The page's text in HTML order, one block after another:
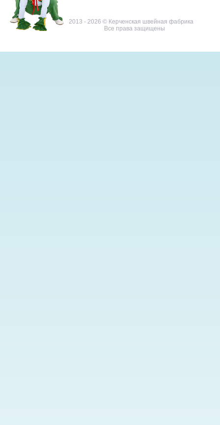
2013 - 2026 © Керченская швейная фабрика
Все права защищены